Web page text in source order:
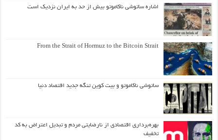
اشاره ساتوشی ناکاموتو بیش از حد به ایران نزدیک است
From the Strait of Hormuz to the Bitcoin Strait
ساتوشی ناکاموتو و بیت کوین تنگه جدید اقتصاد دنیا
بهره‌برداری اقتصادی از نارضایتی مردم و تبدیل اعتراض به کد
تخفیف